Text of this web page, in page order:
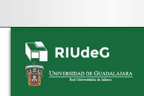
Skip
navigation